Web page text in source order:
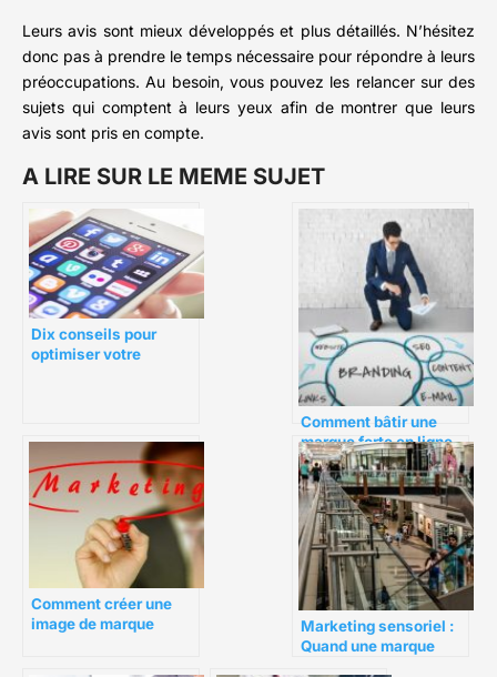
Leurs avis sont mieux développés et plus détaillés. N’hésitez
donc pas à prendre le temps nécessaire pour répondre à leurs
préoccupations. Au besoin, vous pouvez les relancer sur des
sujets qui comptent à leurs yeux afin de montrer que leurs
avis sont pris en compte.
A LIRE SUR LE MEME SUJET
Dix conseils pour
optimiser votre
Comment bâtir une
marque forte en ligne
pour les PME
Comment créer une
image de marque
Marketing sensoriel :
Quand une marque